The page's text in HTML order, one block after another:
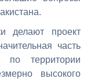
делают проект
часть
по территории
высокого